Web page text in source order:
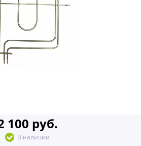
100 руб.
В наличии